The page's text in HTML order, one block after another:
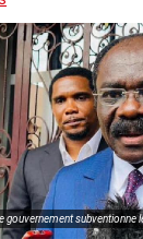
gouvernement subventionne